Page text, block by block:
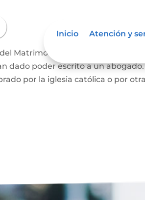
Inicio Atención y
Matrimonio Civil y se puede
dado poder escrito a un
por la iglesia católica o por